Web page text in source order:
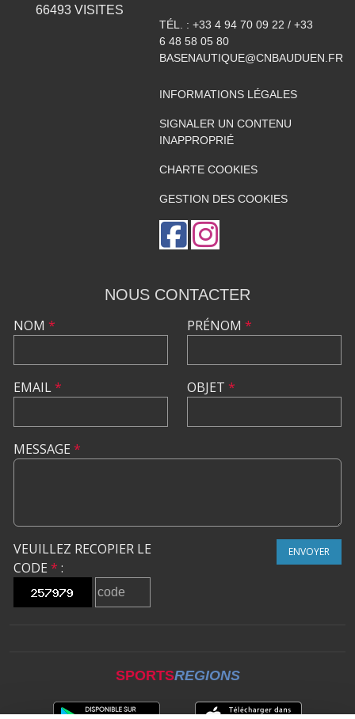
66493VISITES
TÉL. : +33 4 94 70 09 22 / +33
6 48 58 05 80
BASENAUTIQUE@CNBAUDUEN.FR
INFORMATIONS LÉGALES
SIGNALER UN CONTENU
INAPPROPRIÉ
CHARTE COOKIES
GESTION DES COOKIES
NOUS CONTACTER
NOM *
EMAIL*
PRÉNOM *
OBJET *
MESSAGE *
VEUILLEZ RECOPIER LE
CODE * :
ENVOYER
SPORTSREGIONS